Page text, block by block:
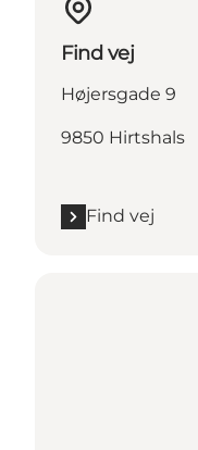
Find vej
Højersgade 9
9850 Hirtshals
Find vej